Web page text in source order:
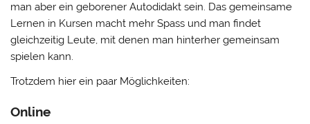
man aber ein geborener Autodidakt sein. Das gemeinsame
Lernen in Kursen macht mehr Spass und man findet
gleichzeitig Leute, mit denen man hinterher gemeinsam
spielen kann.
Trotzdem hier ein paar Möglichkeiten:
Online